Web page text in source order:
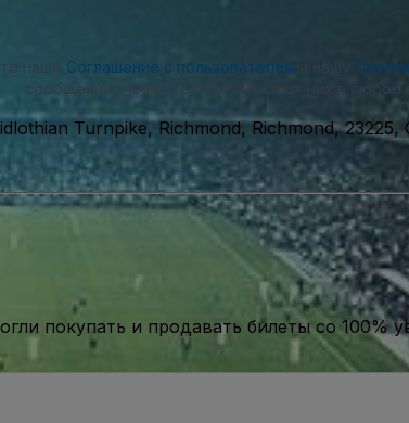
наше Соглашение с пользователем
сообщения и можете отказаться от них в любое
Turnpike, Richmond, Richmond,
покупать и продавать билеты со 100%